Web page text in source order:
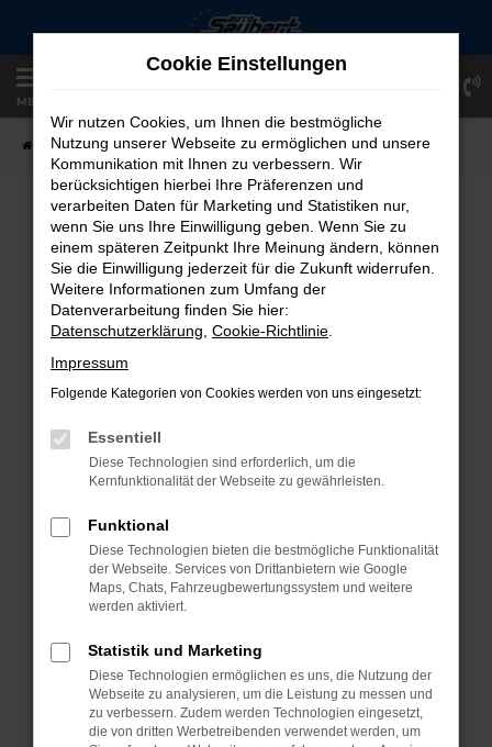
Zum
springen
MENÜ
Startseite Fahrzeugangebote Fahrzeug-Showroom
FAHRZEUG-SHOWROOM
FEHLER: NETWORK ERROR
Beim Laden ist ein Fehler aufgetreten.
Hier sind ein paar Tipps, die dir helfen können:
Überprüfe deine Firewall und deine
Internetverbindung.
Laden andere Webseiten, zum Beispiel
Prüfe deine Browsererweiterungen.
Manche Erweiterungen, wie Werbeblocker,
können das Laden bestimmter Seiten
anderen Browser oder in einem privaten
Fenster?
Starte dein Gerät neu.
Das kann manchmal helfen,
Cookie Einstellungen
Wir nutzen Cookies, um Ihnen die bestmögliche
Nutzung unserer Webseite zu ermöglichen und unsere
Kommunikation mit Ihnen zu verbessern. Wir
berücksichtigen hierbei Ihre Präferenzen und
verarbeiten Daten für Marketing und Statistiken nur,
wenn Sie uns Ihre Einwilligung geben. Wenn Sie zu
einem späteren Zeitpunkt Ihre Meinung ändern, können
Sie die Einwilligung jederzeit für die Zukunft widerrufen.
Weitere Informationen zum Umfang der
Datenverarbeitung finden Sie hier:
Datenschutzerklärung Cookie-Richtlinie
Impressum
Folgende Kategorien von Cookies werden von uns eingesetzt:
Essentiell
Diese Technologien sind erforderlich, um die
Kernfunktionalität der Webseite zu gewährleisten.
Funktional
Diese Technologien bieten die bestmögliche Funktionalität
der Webseite. Services von Drittanbietern wie Google
Maps, Chats, Fahrzeugbewertungssystem und weitere
werden aktiviert.
Statistik und Marketing
Diese Technologien ermöglichen es uns, die Nutzung der
Webseite zu analysieren, um die Leistung zu messen und
zu verbessern. Zudem werden Technologien eingesetzt,
die von dritten Werbetreibenden verwendet werden, um